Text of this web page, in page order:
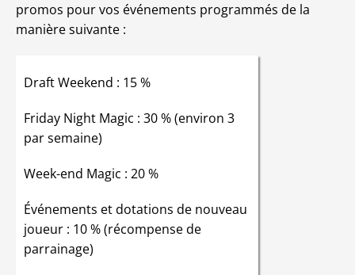
promos pour vos événements programmés de la
manière suivante :
Draft Weekend : 15 %
Friday Night Magic : 30 % (environ 3
par semaine)
Week-end Magic : 20 %
Événements et dotations de nouveau
joueur : 10 % (récompense de
parrainage)